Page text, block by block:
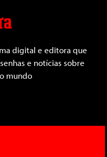
digital e editora que
e notícias sobre
mundo